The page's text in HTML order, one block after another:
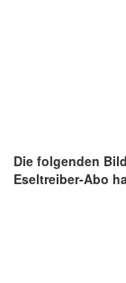
Die folgenden
Eseltreiber-Abo